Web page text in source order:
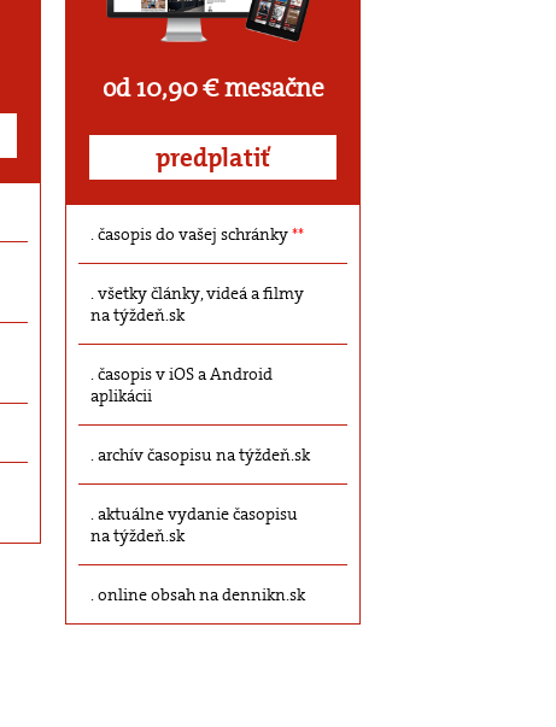
od 10,90 € mesačne
predplatiť
časopis do vašej schránky**
všetky články, videá a filmy
na týždeň.sk
časopis v iOS a Android
aplikácii
archív časopisu na týždeň.sk
aktuálne vydanie časopisu
na týždeň.sk
online obsah na dennikn.sk